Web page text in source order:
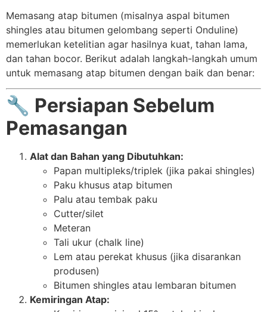
Memasang atap bitumen (misalnya aspal bitumen
shingles atau bitumen gelombang seperti Onduline)
memerlukan ketelitian agar hasilnya kuat, tahan lama,
dan tahan bocor. Berikut adalah langkah-langkah umum
untuk memasang atap bitumen dengan baik dan benar:
🔧 Persiapan Sebelum
Pemasangan
Alat dan Bahan yang Dibutuhkan:
Papan multipleks/triplek (jika pakai shingles)
Paku khusus atap bitumen
Palu atau tembak paku
Cutter/silet
Meteran
Tali ukur (chalk line)
Lem atau perekat khusus (jika disarankan
produsen)
Bitumen shingles atau lembaran bitumen
Kemiringan Atap: